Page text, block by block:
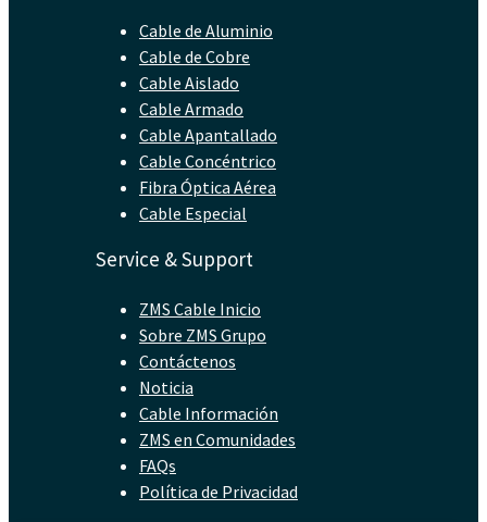
Cable de Aluminio
Cable de Cobre
Cable Aislado
Cable Armado
Cable Apantallado
Cable Concéntrico
Fibra Óptica Aérea
Cable Especial
Service & Support
ZMS Cable Inicio
Sobre ZMS Grupo
Contáctenos
Noticia
Cable Información
ZMS en Comunidades
FAQs
Política de Privacidad